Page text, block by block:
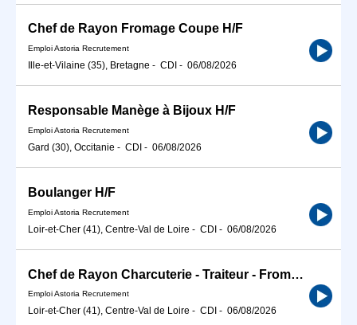
Chef de Rayon Fromage Coupe H/F
Emploi Astoria Recrutement
Ille-et-Vilaine (35), Bretagne - CDI - 06/08/2026
Responsable Manège à Bijoux H/F
Emploi Astoria Recrutement
Gard (30), Occitanie - CDI - 06/08/2026
Boulanger H/F
Emploi Astoria Recrutement
Loir-et-Cher (41), Centre-Val de Loire - CDI - 06/08/2026
Chef de Rayon Charcuterie - Traiteur - Fromage Coupe H/F
Emploi Astoria Recrutement
Loir-et-Cher (41), Centre-Val de Loire - CDI - 06/08/2026